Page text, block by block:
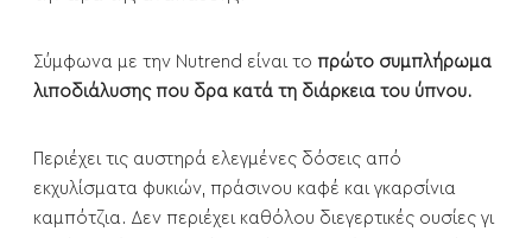
Σύμφωνα με την Nutrend είναι το πρώτο συμπλήρωμα
λιποδιάλυσης που δρα κατά τη διάρκεια του ύπνου.
Περιέχει τις αυστηρά ελεγμένες δόσεις από
εκχυλίσματα φυκιών, πράσινου καφέ και γκαρσίνια
καμπότζια. Δεν περιέχει καθόλου διεγερτικές ουσίες γι